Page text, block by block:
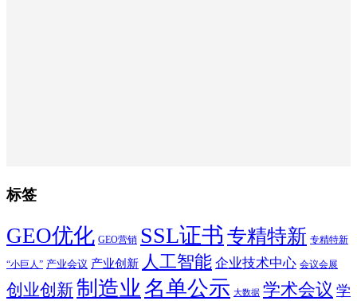
标签
GEO优化 GEO营销 SSL证书 专精特新 专精特新
“小巨人” 产业会议 产业创新 人工智能 企业技术中心 会议会展
创业创新制造业 名单公示 大数据 学术会议 学